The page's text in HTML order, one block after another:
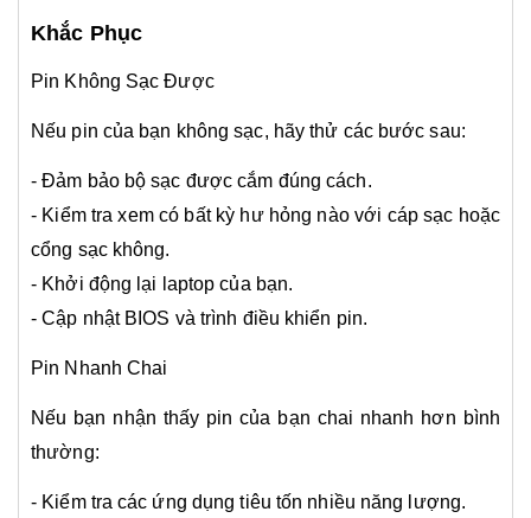
Khắc Phục
Pin Không Sạc Được
Nếu pin của bạn không sạc, hãy thử các bước sau:
- Đảm bảo bộ sạc được cắm đúng cách.
- Kiểm tra xem có bất kỳ hư hỏng nào với cáp sạc hoặc
cổng sạc không.
- Khởi động lại laptop của bạn.
- Cập nhật BIOS và trình điều khiển pin.
Pin Nhanh Chai
Nếu bạn nhận thấy pin của bạn chai nhanh hơn bình
thường:
- Kiểm tra các ứng dụng tiêu tốn nhiều năng lượng.